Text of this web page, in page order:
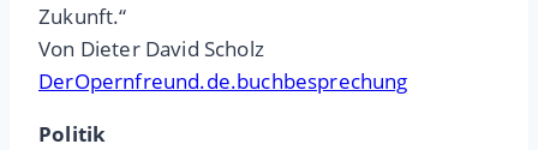
Zukunft.“
Von Dieter David Scholz
DerOpernfreund.de.buchbesprechung
Politik